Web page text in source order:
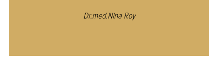
Dr.med.Nina Roy